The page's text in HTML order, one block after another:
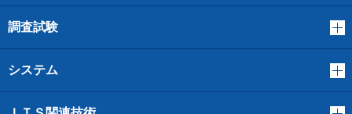
調査試験
システム